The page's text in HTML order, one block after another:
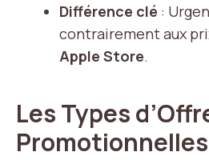
Différence clé :
contrairement aux
Apple Store.
Les Types
Promotionnelles